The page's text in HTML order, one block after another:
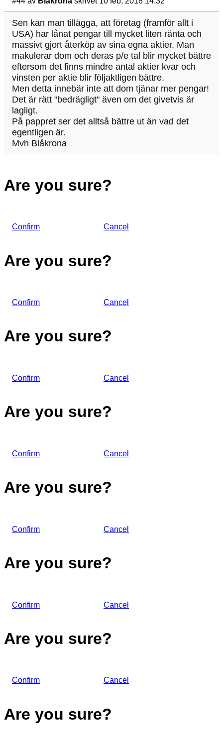
Sen kan man tillägga, att företag (framför allt i
USA) har lånat pengar till mycket liten ränta och
massivt gjort återköp av sina egna aktier. Man
makulerar dom och deras p/e tal blir mycket bättre
eftersom det finns mindre antal aktier kvar och
vinsten per aktie blir följaktligen bättre.
Men detta innebär inte att dom tjänar mer pengar!
Det är rätt "bedrägligt" även om det givetvis är
lagligt.
På pappret ser det alltså bättre ut än vad det
egentligen är.
Mvh Blåkrona
Are you sure?
Confirm Cancel
Are you sure?
Confirm Cancel
Are you sure?
Confirm Cancel
Are you sure?
Confirm Cancel
Are you sure?
Confirm Cancel
Are you sure?
Confirm Cancel
Are you sure?
Confirm Cancel
Are you sure?